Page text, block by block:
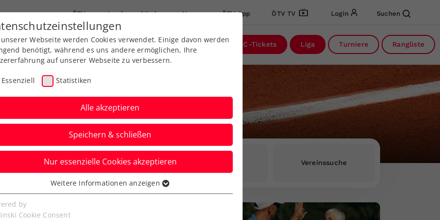
ÖTV Landesverbände News ÖTV App ÖTV TV Login Suchen
Ausbildungen Services Über uns DC-Tickets Liga Turniere Rangliste
Rangliste Vereinssuche
Webseite werden Cookies verwendet. Einige davon werden
benötigt, während es uns andere ermöglichen, Ihre
auf unserer Webseite zu verbessern.
Essenziell Statistiken
Alle akzeptieren
Speichern & schließen
Nur essenzielle Cookies akzeptieren
Cookies werden für grundlegende Funktionen der
benötigt. Dadurch ist gewährleistet, dass die Webseite
Weitere Informationen anzeigen
by
Cookie Consent